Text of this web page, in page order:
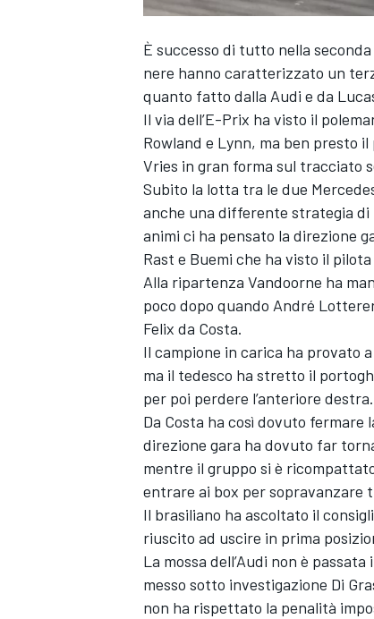
MONOPOSTO
È successo di tutto nella
nere hanno caratterizzato un
quanto fatto dalla Audi e da
Il via dell’E-Prix ha visto il
Rowland e Lynn, ma ben presto
Vries in gran forma sul tracciato
Subito la lotta tra le due
anche una differente strategia di
animi ci ha pensato la direzione
Rast e Buemi che ha visto il
Alla ripartenza Vandoorne ha
poco dopo quando André
Felix da Costa.
Il campione in carica ha provato
ma il tedesco ha stretto il
per poi perdere l’anteriore destra.
Da Costa ha così dovuto fermare
direzione gara ha dovuto far
mentre il gruppo si è
entrare ai box per sopravanzare
Il brasiliano ha ascoltato il
riuscito ad uscire in prima
La mossa dell’Audi non è
messo sotto investigazione Di
non ha rispettato la penalità